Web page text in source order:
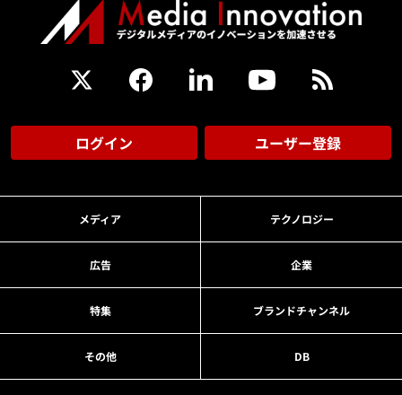
ログイン ユーザー登録
メディア テクノロジー
広告 企業
特集 ブランドチャンネル
その他 DB